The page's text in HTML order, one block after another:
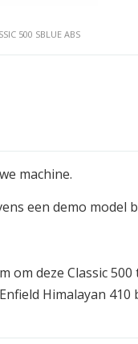
500 SBLUE ABS
machine.
een demo model
deze Classic
Himalayan